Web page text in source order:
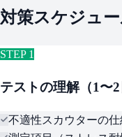
対策スケジュー
STEP 1
テストの理解（1〜2
不適性スカウターの